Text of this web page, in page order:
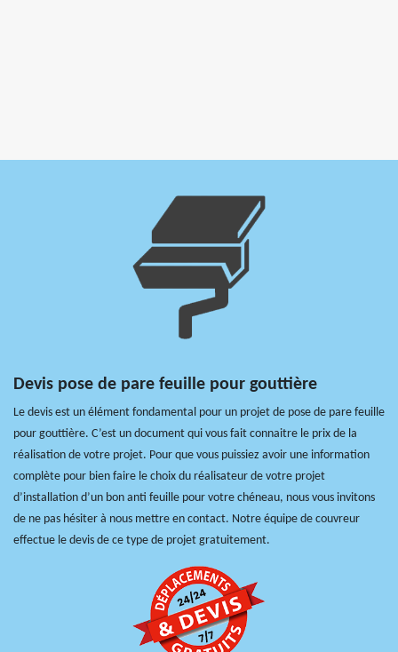
Devis pose de pare feuille pour gouttière
Le devis est un élément fondamental pour un projet de pose de pare feuille
pour gouttière. C’est un document qui vous fait connaitre le prix de la
réalisation de votre projet. Pour que vous puissiez avoir une information
complète pour bien faire le choix du réalisateur de votre projet
d’installation d’un bon anti feuille pour votre chéneau, nous vous invitons
de ne pas hésiter à nous mettre en contact. Notre équipe de couvreur
effectue le devis de ce type de projet gratuitement.